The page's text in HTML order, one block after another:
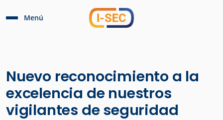
Menú
Nuevo reconocimiento a la
excelencia de nuestros
vigilantes de seguridad